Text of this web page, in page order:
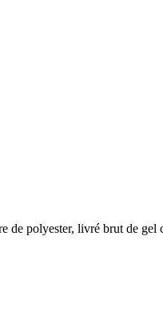
de polyester, livré brut de